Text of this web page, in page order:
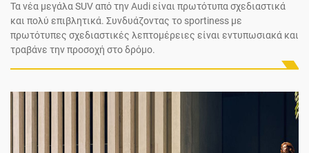
Τα νέα μεγάλα SUV από την Audi είναι πρωτότυπα σχεδιαστικά
και πολύ επιβλητικά. Συνδυάζοντας το sportiness με
πρωτότυπες σχεδιαστικές λεπτομέρειες είναι εντυπωσιακά και
τραβάνε την προσοχή στο δρόμο.